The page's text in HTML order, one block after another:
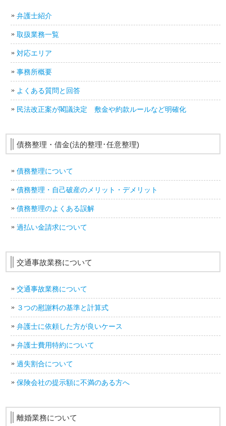
弁護士紹介
取扱業務一覧
対応エリア
事務所概要
よくある質問と回答
民法改正案が閣議決定 敷金や約款ルールなど明確化
債務整理・借金(法的整理･任意整理)
債務整理について
債務整理・自己破産のメリット・デメリット
債務整理のよくある誤解
過払い金請求について
交通事故業務について
交通事故業務について
３つの慰謝料の基準と計算式
弁護士に依頼した方が良いケース
弁護士費用特約について
過失割合について
保険会社の提示額に不満のある方へ
離婚業務について